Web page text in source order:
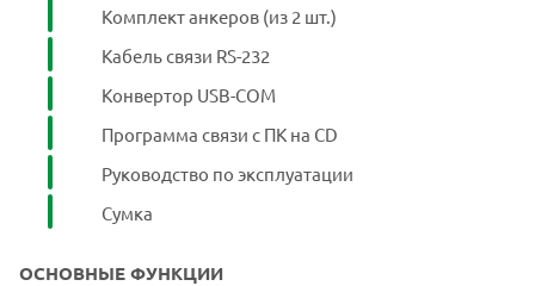
Комплект анкеров (из 2 шт.)
Кабель связи RS-232
Конвертор USB-COM
Программа связи с ПК на CD
Руководство по эксплуатации
Сумка
ОСНОВНЫЕ ФУНКЦИИ